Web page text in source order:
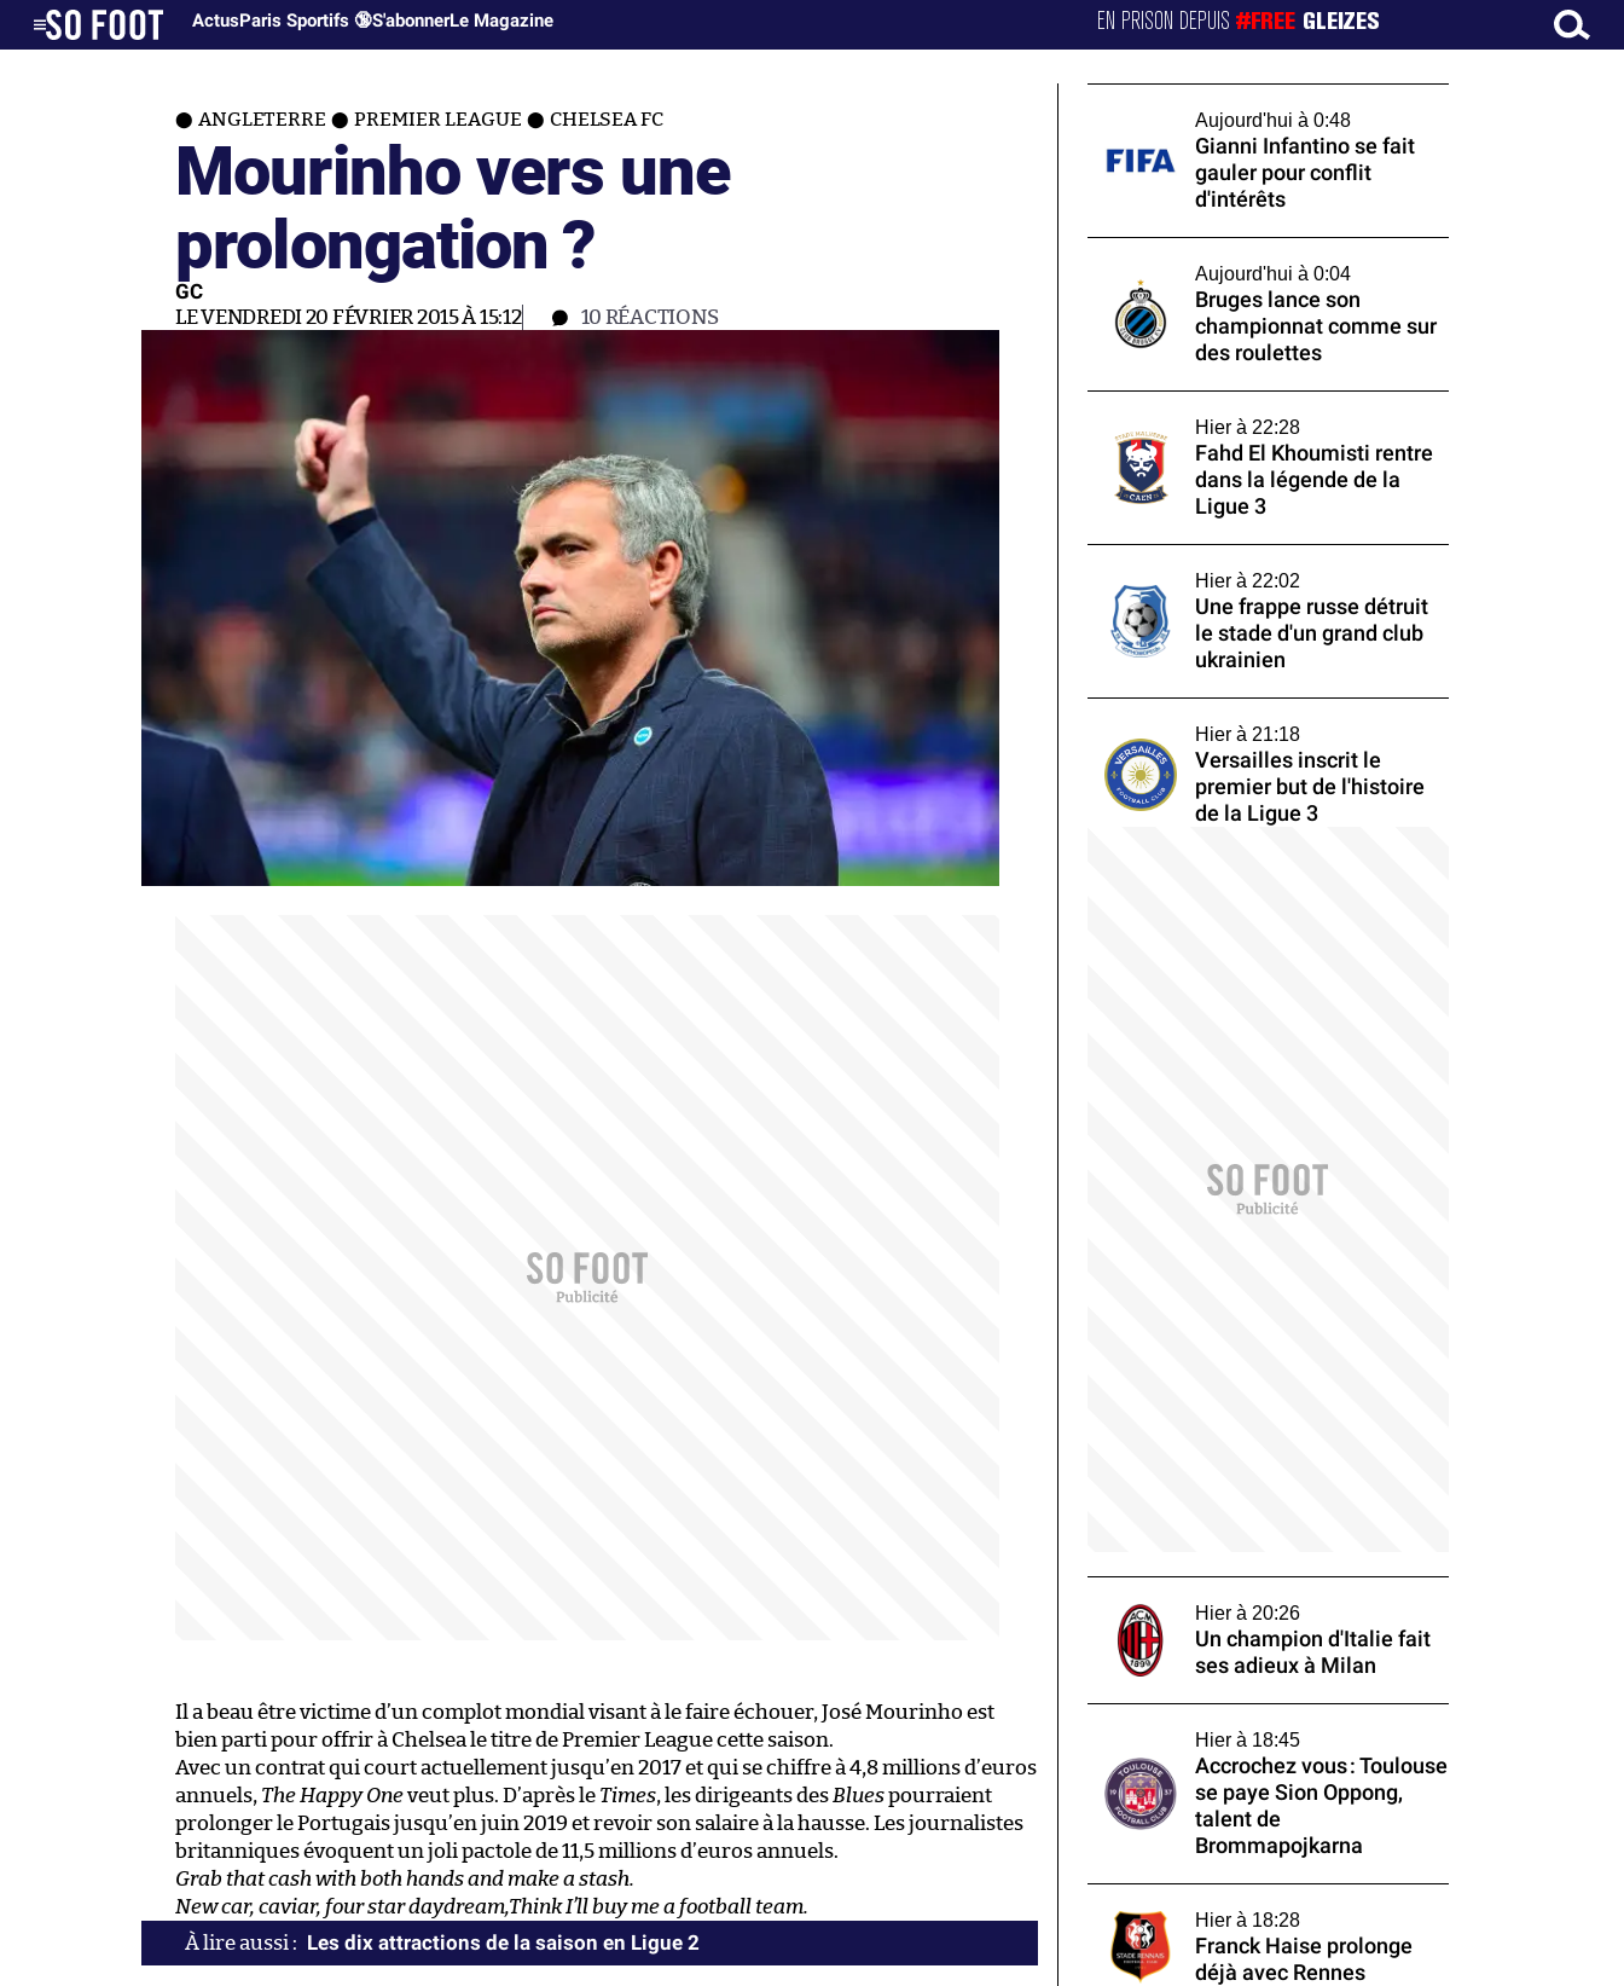
ActusParis Sportifs 🔞S'abonnerLe Magazine EN PRISON DEPUIS#FREE GLEIZES
ANGLETERRE PREMIER LEAGUE CHELSEA FC
Mourinho vers une
prolongation ?
GC
LE VENDREDI 20 FÉVRIER 2015 À 15:12 10 RÉACTIONS
Il a beau être victime d’un complot mondial visant à le faire échouer, José Mourinho est
bien parti pour offrir à Chelsea le titre de Premier League cette saison.
Avec un contrat qui court actuellement jusqu’en 2017 et qui se chiffre à 4,8 millions d’euros
annuels, The Happy Oneveut plus. D’après le Times, les dirigeants des Bluespourraient
prolonger le Portugais jusqu’en juin 2019 et revoir son salaire à la hausse. Les journalistes
britanniques évoquent un joli pactole de 11,5 millions d’euros annuels.
Grab that cash with both hands and make a stash.
New car, caviar, four star daydream,Think I’ll buy me a football team.
Les dix attractions de la saison en Ligue 2
Aujourd'hui à 0:48
Gianni Infantino se fait
gauler pour conflit
d'intérêts
Aujourd'hui à 0:04
Bruges lance son
championnat comme sur
des roulettes
Hier à 22:28
Fahd El Khoumisti rentre
dans la légende de la
Ligue 3
Hier à 22:02
Une frappe russe détruit
le stade d'un grand club
ukrainien
Hier à 21:18
Versailles inscrit le
premier but de l'histoire
de la Ligue 3
Hier à 20:26
Un champion d'Italie fait
ses adieux à Milan
Hier à 18:45
Accrochez vous : Toulouse
se paye Sion Oppong,
talent de
Brommapojkarna
Hier à 18:28
Franck Haise prolonge
déjà avec Rennes